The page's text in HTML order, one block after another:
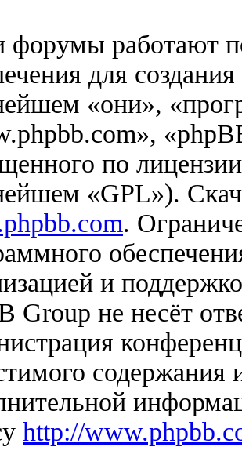
работают
для
«они»,
по
«GPL»).
.
и
Group не несёт
содержания
http://